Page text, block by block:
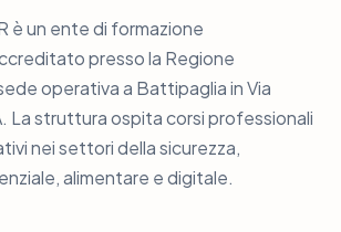
è un ente di formazione
presso la Regione
operativa a Battipaglia in Via
La struttura ospita corsi professionali
nei settori della sicurezza,
alimentare e digitale.